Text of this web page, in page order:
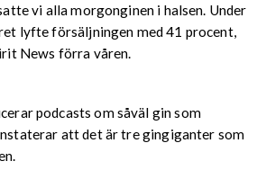
vi alla morgonginen i halsen. Under
lyfte försäljningen med 41 procent,
News förra våren.
podcasts om såväl gin som
att det är tre gingiganter som